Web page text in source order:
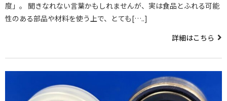
度」。 聞きなれない言葉かもしれませんが、実は食品とふれる可能
性のある部品や材料を使う上で、とても[…..]
詳細はこちら